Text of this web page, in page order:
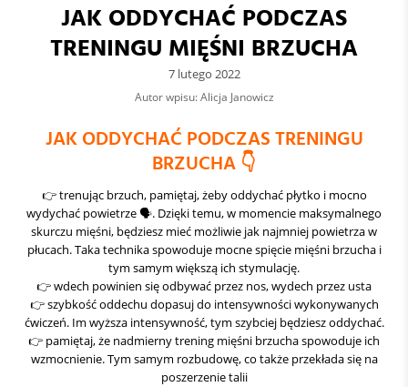
JAK ODDYCHAĆ PODCZAS
TRENINGU MIĘŚNI BRZUCHA
7 lutego 2022
Autor wpisu: Alicja Janowicz
JAK ODDYCHAĆ PODCZAS TRENINGU
BRZUCHA 👇
👉 trenując brzuch, pamiętaj, żeby oddychać płytko i mocno
wydychać powietrze 🗣. Dzięki temu, w momencie maksymalnego
skurczu mięśni, będziesz mieć możliwie jak najmniej powietrza w
płucach. Taka technika spowoduje mocne spięcie mięśni brzucha i
tym samym większą ich stymulację.
👉 wdech powinien się odbywać przez nos, wydech przez usta
👉 szybkość oddechu dopasuj do intensywności wykonywanych
ćwiczeń. Im wyższa intensywność, tym szybciej będziesz oddychać.
👉 pamiętaj, że nadmierny trening mięśni brzucha spowoduje ich
wzmocnienie. Tym samym rozbudowę, co także przekłada się na
poszerzenie talii